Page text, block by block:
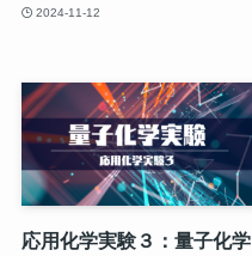
2024-11-12
応用化学実験３：量子化学